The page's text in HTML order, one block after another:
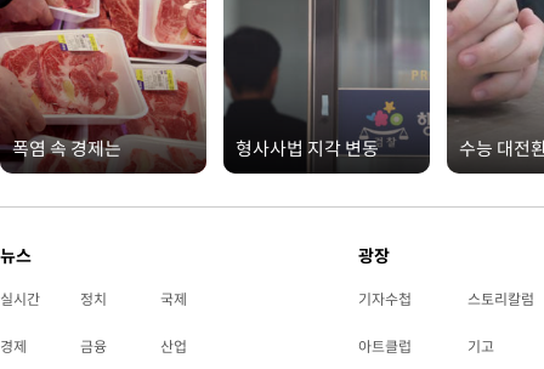
폭염 속 경제는 형사사법 지각 변동 수능 대전
뉴스
실시간 정치 국제
경제 금융 산업
광장
기자수첩 스토리칼럼
아트클럽 기고